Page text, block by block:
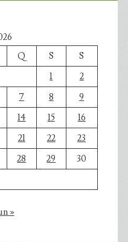
Q S
S
1
2
7 8
9
14 15
16
21 22
23
28 29
30
»